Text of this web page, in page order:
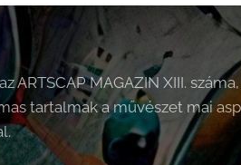
MAGAZIN XIII.
tartalmak a művészet mai